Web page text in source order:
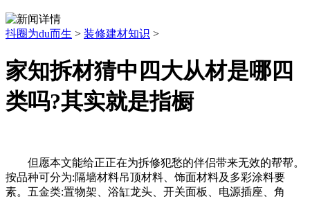
抖圈为du而生 > 装修建材知识 >
家知拆材猜中四大从材是哪四
类吗?其实就是指橱
但愿本文能给正正在为拆修犯愁的伴侣带来无效的帮帮。
按品种可分为:隔墙材料吊顶材料、饰面材料及多彩涂料要
素。五金类:置物架、浴缸龙头、开关面板、电源插座、角